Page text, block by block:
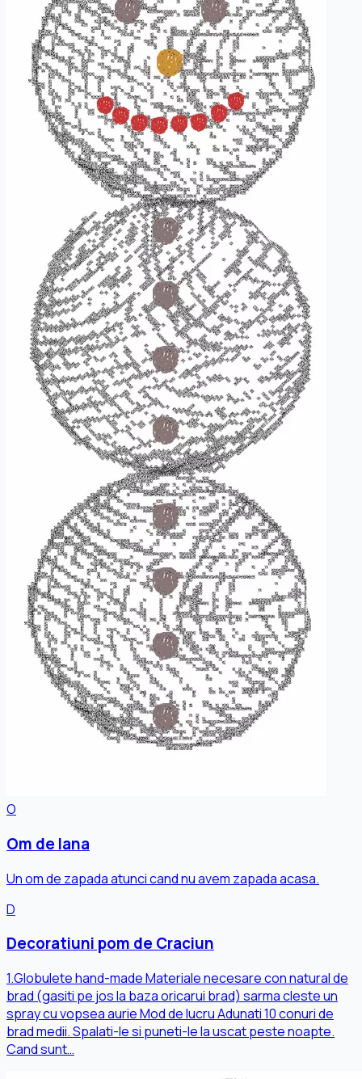
O
Om de lana
Un om de zapada atunci cand nu avem zapada acasa.
D
Decoratiuni pom de Craciun
1.Globulete hand-made Materiale necesare con natural de
brad (gasiti pe jos la baza oricarui brad) sarma cleste un
spray cu vopsea aurie Mod de lucru Adunati 10 conuri de
brad medii. Spalati-le si puneti-le la uscat peste noapte.
Cand sunt…